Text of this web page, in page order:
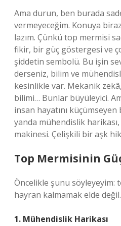
Ama durun, ben burada
vermeyeceğim. Konuya
lazım. Çünkü top mermisi
fikir, bir güç göstergesi ve
şiddetin sembolü. Bu işin
derseniz, bilim ve
kesinlikle var. Mekanik
bilimi… Bunlar büyüleyici.
insan hayatını
yanda mühendislik
makinesi. Çelişkili bir aşk
Top Mermisinin
Öncelikle şunu söyleyeyim:
hayran kalmamak elde değil.
1. Mühendislik Harikası